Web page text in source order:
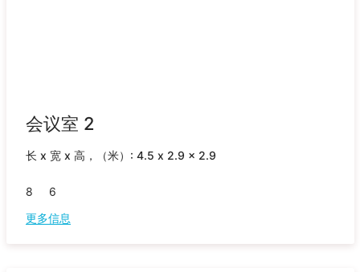
会议室 2
长 x 宽 x 高，（米）: 4.5 x 2.9 x 2.9
8
6
更多信息